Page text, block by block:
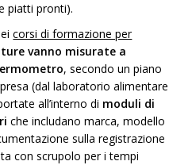
piatti pronti).
corsi di formazione per
vanno misurate a
, secondo un piano
(dal laboratorio alimentare
all’interno di moduli di
che includano marca, modello
sulla registrazione
con scrupolo per i tempi